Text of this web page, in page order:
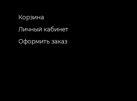
Корзина
Личный кабинет
Оформить заказ